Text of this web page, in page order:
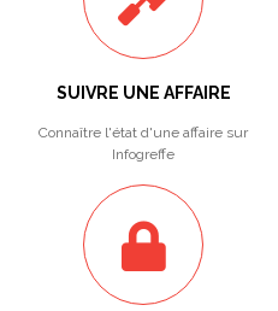
SUIVRE UNE AFFAIRE
Connaître l'état d'une affaire sur
Infogreffe